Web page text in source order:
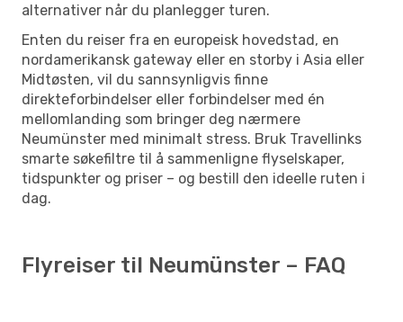
alternativer når du planlegger turen.
Enten du reiser fra en europeisk hovedstad, en
nordamerikansk gateway eller en storby i Asia eller
Midtøsten, vil du sannsynligvis finne
direkteforbindelser eller forbindelser med én
mellomlanding som bringer deg nærmere
Neumünster med minimalt stress. Bruk Travellinks
smarte søkefiltre til å sammenligne flyselskaper,
tidspunkter og priser – og bestill den ideelle ruten i
dag.
Flyreiser til Neumünster – FAQ